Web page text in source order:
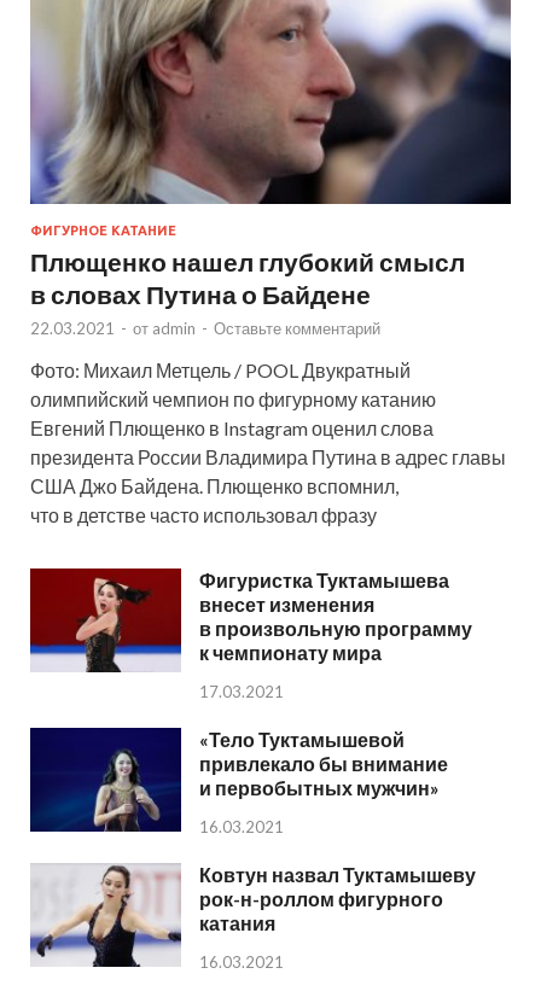
ФИГУРНОЕ КАТАНИЕ
Плющенко нашел глубокий смысл
в словах Путина о Байдене
22.03.2021 - от admin - Оставьте комментарий
Фото: Михаил Метцель / POOL Двукратный
олимпийский чемпион по фигурному катанию
Евгений Плющенко в Instagram оценил слова
президента России Владимира Путина в адрес главы
США Джо Байдена. Плющенко вспомнил,
что в детстве часто использовал фразу
Фигуристка Туктамышева
внесет изменения
в произвольную программу
к чемпионату мира
17.03.2021
«Тело Туктамышевой
привлекало бы внимание
и первобытных мужчин»
16.03.2021
Ковтун назвал Туктамышеву
рок-н-роллом фигурного
катания
16.03.2021